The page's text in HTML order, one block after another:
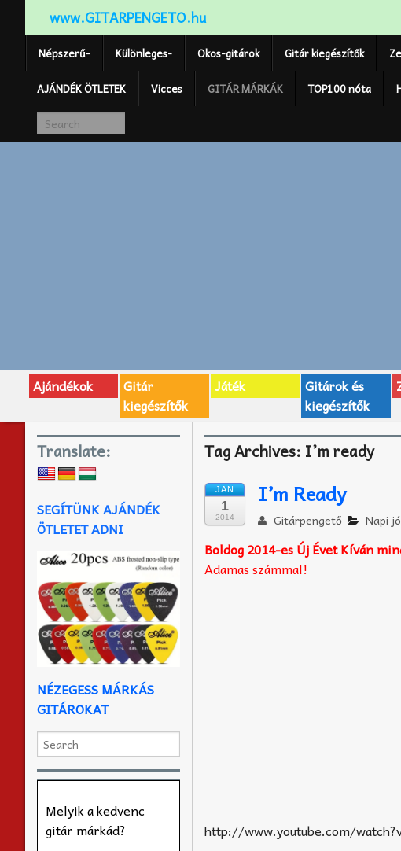
www.GITARPENGETO.hu
Népszerű- Különleges- Okos-gitárok Gitár kiegészítők
AJÁNDÉK ÖTLETEK Vicces GITÁR MÁRKÁK TOP100 nóta
Ajándékok
Gitár
kiegészítők
Játék
Gitárok és
kiegészítők
Tag Archives: I’m ready
JAN
1
2014
I’m Ready
Gitárpengető Napi
Boldog 2014-es Új Évet Kíván
Adamas számmal!
http://www.youtube.com/
Translate:
SEGÍTÜNK AJÁNDÉK
ÖTLETET ADNI
NÉZEGESS MÁRKÁS
GITÁROKAT
Melyik a kedvenc
gitár márkád?